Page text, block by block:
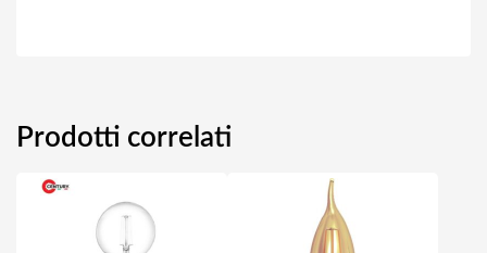
Prodotti correlati